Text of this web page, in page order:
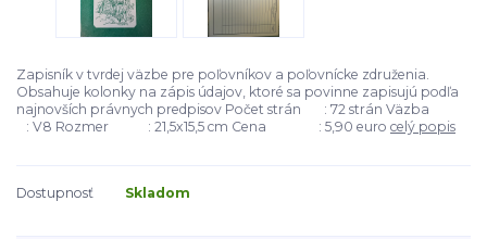
Zapisník v tvrdej väzbe pre poľovníkov a poľovnícke združenia.
Obsahuje kolonky na zápis údajov, ktoré sa povinne zapisujú podľa
najnovších právnych predpisov Počet strán : 72 strán Väzba
: V8 Rozmer : 21,5x15,5 cm Cena : 5,90 euro celý popis
Dostupnosť Skladom